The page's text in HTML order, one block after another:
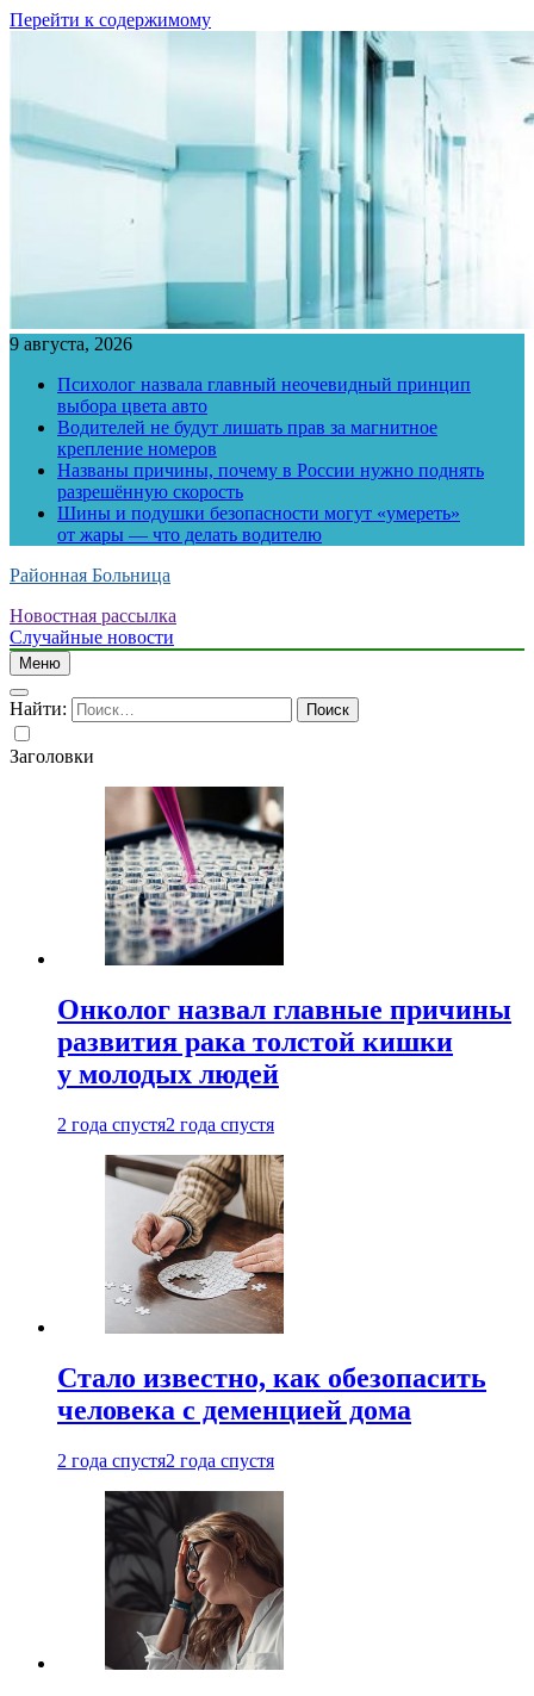
Перейти к содержимому
9 августа, 2026
Психолог назвала главный неочевидный принцип
выбора цвета авто
Водителей не будут лишать прав за магнитное
крепление номеров
Названы причины, почему в России нужно поднять
разрешённую скорость
Шины и подушки безопасности могут «умереть»
от жары — что делать водителю
Районная Больница
Новостная рассылка
Случайные новости
Меню
Найти:
Заголовки
Онколог назвал главные причины
развития рака толстой кишки
у молодых людей
2 года спустя2 года спустя
Стало известно, как обезопасить
человека с деменцией дома
2 года спустя2 года спустя